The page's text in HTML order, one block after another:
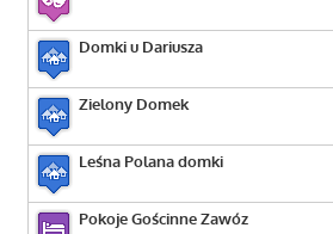
Domki u Dariusza
Zielony Domek
Leśna Polana domki
Pokoje Gościnne Zawóz